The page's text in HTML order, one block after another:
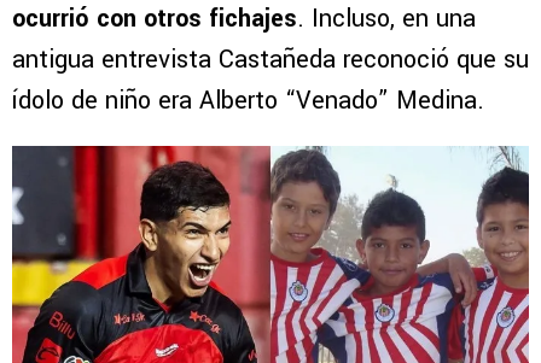
ocurrió con otros fichajes. Incluso, en una
antigua entrevista Castañeda reconoció que su
ídolo de niño era Alberto “Venado” Medina.